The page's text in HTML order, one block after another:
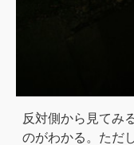
反対側から見てみ
のがわかる。ただ